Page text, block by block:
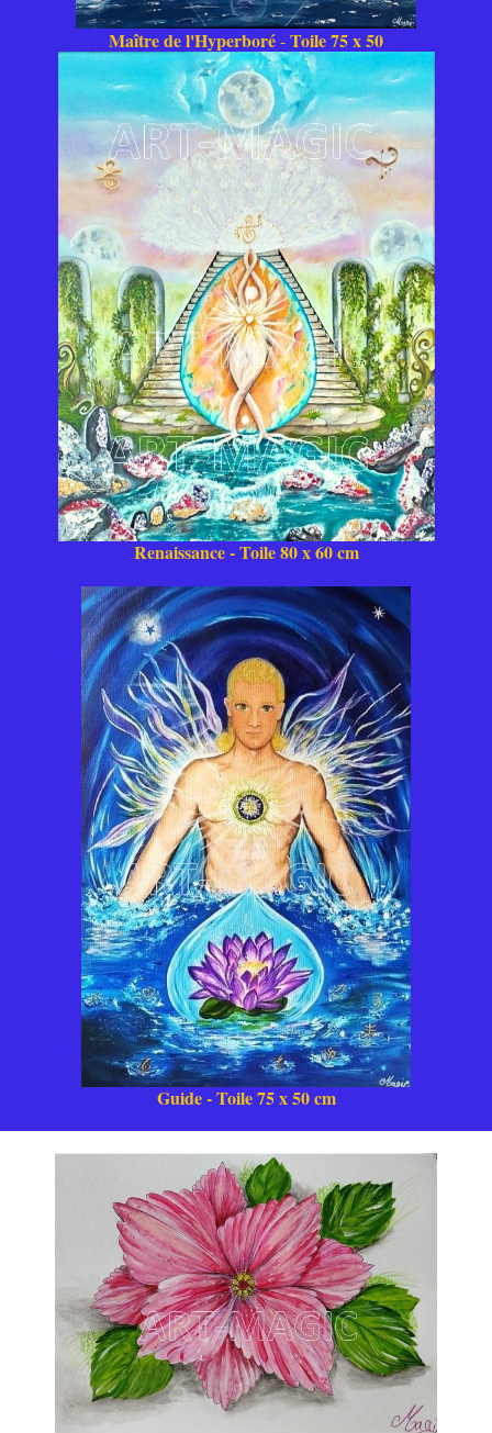
Maître de l'Hyperboré-Toile 75 x 50
Renaissance - Toile 80 x 60 cm
Guide - Toile 75 x 50 cm